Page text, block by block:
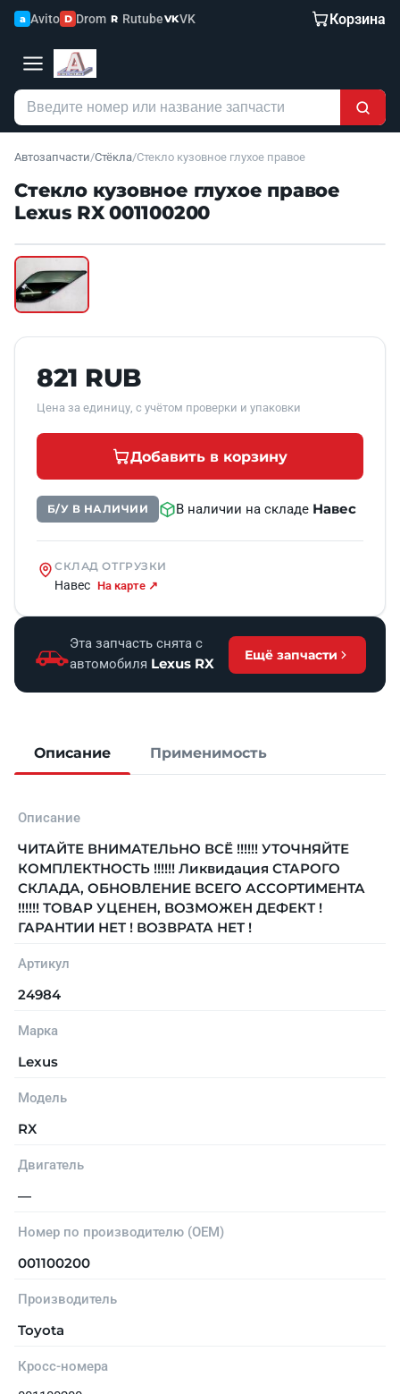
a Avito D Drom R RutubeVKVK Корзина
Автозапчасти/Стёкла/Стекло кузовное глухое правое
Стекло кузовное глухое правое
Lexus RX 001100200
Б/У В НАЛИЧИИ
821 RUB
Цена за единицу, с учётом проверки и упаковки
Добавить в корзину
Б/У В НАЛИЧИИ В наличии на складе Навес
СКЛАД ОТГРУЗКИ
Навес На карте ↗
Эта запчасть снята с
автомобиля Lexus RX
Ещё запчасти
Описание Применимость
Описание
ЧИТАЙТЕ ВНИМАТЕЛЬНО ВСЁ !!!!!! УТОЧНЯЙТЕ
КОМПЛЕКТНОСТЬ !!!!!! Ликвидация СТАРОГО
СКЛАДА, ОБНОВЛЕНИЕ ВСЕГО АССОРТИМЕНТА
!!!!!! ТОВАР УЦЕНЕН, ВОЗМОЖЕН ДЕФЕКТ !
ГАРАНТИИ НЕТ ! ВОЗВРАТА НЕТ !
Артикул
24984
Марка
Lexus
Модель
RX
Двигатель
—
Номер по производителю (OEM)
001100200
Производитель
Toyota
Кросс-номера